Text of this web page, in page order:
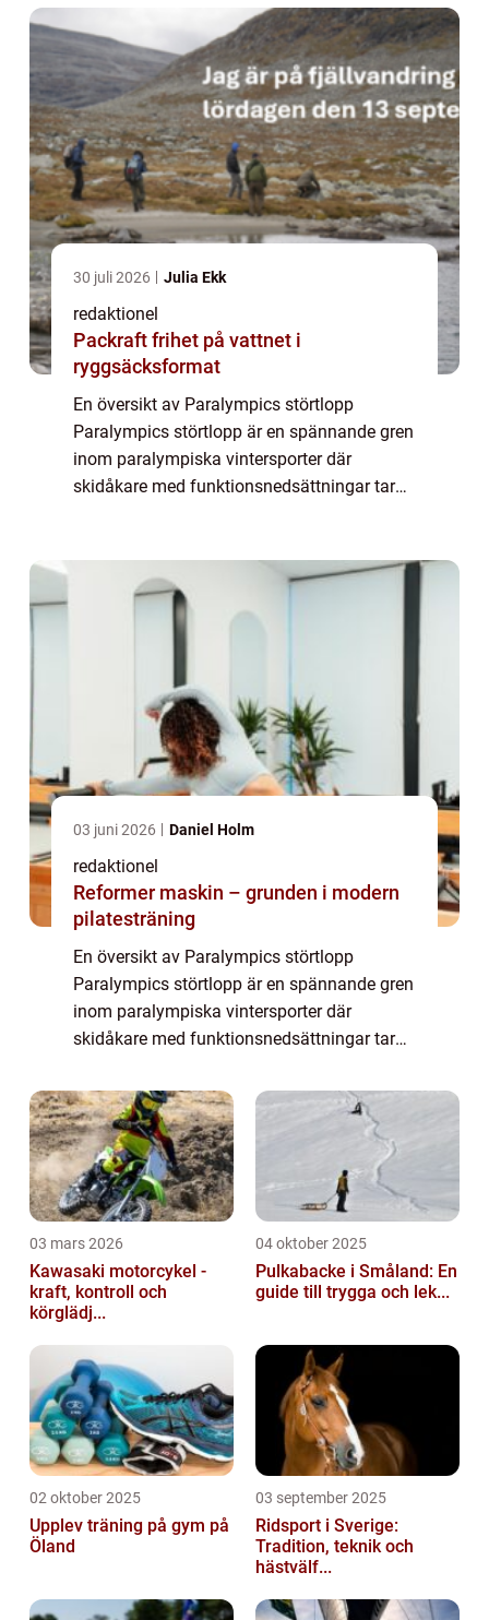
30 juli 2026 Julia Ekk
redaktionel
Packraft frihet på vattnet i
ryggsäcksformat
En översikt av Paralympics störtlopp
Paralympics störtlopp är en spännande gren
inom paralympiska vintersporter där
skidåkare med funktionsnedsättningar tar
03 juni 2026 Daniel Holm
redaktionel
Reformer maskin – grunden i modern
pilatesträning
En översikt av Paralympics störtlopp
Paralympics störtlopp är en spännande gren
inom paralympiska vintersporter där
skidåkare med funktionsnedsättningar tar
hastighet och teknik. Det är en idrottsgren
som att...
03 mars 2026
Kawasaki motorcykel -
kraft, kontroll och
körglädj...
04 oktober 2025
Pulkabacke i Småland: En
guide till trygga och lek...
02 oktober 2025
Upplev träning på gym på
Öland
03 september 2025
Ridsport i Sverige:
Tradition, teknik och
hästvälf...